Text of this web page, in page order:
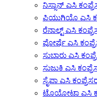
ನಿಸ್ಸಾನ್ ಎಸಿ
ಪಿಯುಗಿಯೊ ಎಸಿ
ರೆನಾಲ್ಟ್ ಎಸಿ
ಪೋರ್ಷೆ ಎಸಿ
ಸುಬಾರು ಎಸಿ
ಸುಜುಕಿ ಎಸಿ
ಸೈಪಾ ಎಸಿ
ಟೊಯೋಟಾ ಎಸಿ